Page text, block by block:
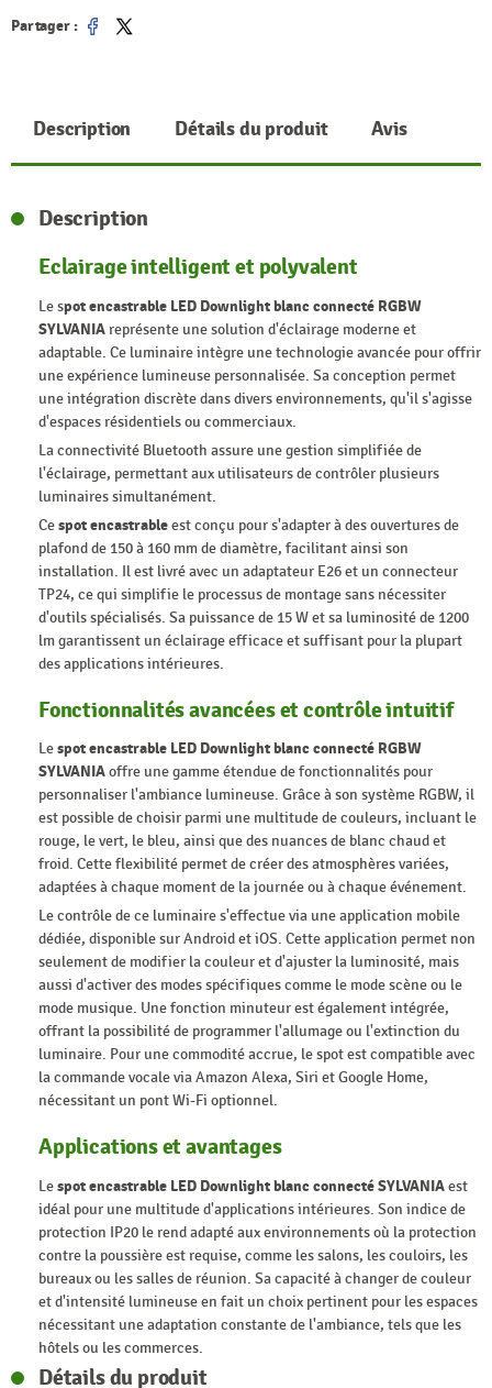
Partager :
Partager
Tweet
Description Détails du produit Avis
Description
Eclairage intelligent et polyvalent
Le spot encastrable LED Downlight blanc connecté RGBW
SYLVANIAreprésente une solution d'éclairage moderne et
adaptable. Ce luminaire intègre une technologie avancée pour offrir
une expérience lumineuse personnalisée. Sa conception permet
une intégration discrète dans divers environnements, qu'il s'agisse
d'espaces résidentiels ou commerciaux.
La connectivité Bluetooth assure une gestion simplifiée de
l'éclairage, permettant aux utilisateurs de contrôler plusieurs
luminaires simultanément.
Cespot encastrableest conçu pour s'adapter à des ouvertures de
plafond de 150 à 160 mm de diamètre, facilitant ainsi son
installation. Il est livré avec un adaptateur E26 et un connecteur
TP24, ce qui simplifie le processus de montage sans nécessiter
d'outils spécialisés. Sa puissance de 15 W et sa luminosité de 1200
lm garantissent un éclairage efficace et suffisant pour la plupart
des applications intérieures.
Fonctionnalités avancées et contrôle intuitif
Lespot encastrable LED Downlight blanc connecté RGBW
SYLVANIAoffre une gamme étendue de fonctionnalités pour
personnaliser l'ambiance lumineuse. Grâce à son système RGBW, il
est possible de choisir parmi une multitude de couleurs, incluant le
rouge, le vert, le bleu, ainsi que des nuances de blanc chaud et
froid. Cette flexibilité permet de créer des atmosphères variées,
adaptées à chaque moment de la journée ou à chaque événement.
Le contrôle de ce luminaire s'effectue via une application mobile
dédiée, disponible sur Android et iOS. Cette application permet non
seulement de modifier la couleur et d'ajuster la luminosité, mais
aussi d'activer des modes spécifiques comme le mode scène ou le
mode musique. Une fonction minuteur est également intégrée,
offrant la possibilité de programmer l'allumage ou l'extinction du
luminaire. Pour une commodité accrue, le spot est compatible avec
la commande vocale via Amazon Alexa, Siri et Google Home,
nécessitant un pont Wi-Fi optionnel.
Applications et avantages
Lespot encastrable LED Downlight blanc connecté SYLVANIAest
idéal pour une multitude d'applications intérieures. Son indice de
protection IP20 le rend adapté aux environnements où la protection
contre la poussière est requise, comme les salons, les couloirs, les
bureaux ou les salles de réunion. Sa capacité à changer de couleur
et d'intensité lumineuse en fait un choix pertinent pour les espaces
nécessitant une adaptation constante de l'ambiance, tels que les
hôtels ou les commerces.
Détails du produit